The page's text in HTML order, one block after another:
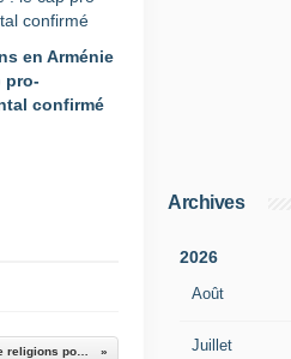
en Arménie
pro-
confirmé
Archives
2026
Août
Juillet